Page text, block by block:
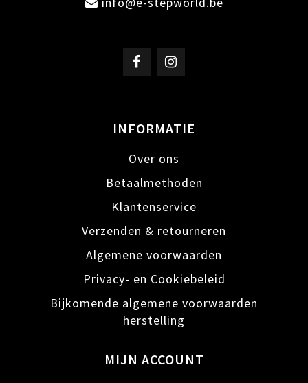
INFORMATIE
Over ons
Betaalmethoden
Klantenservice
Verzenden & retourneren
Algemene voorwaarden
Privacy- en Cookiebeleid
Bijkomende algemene voorwaarden
herstelling
MIJN ACCOUNT